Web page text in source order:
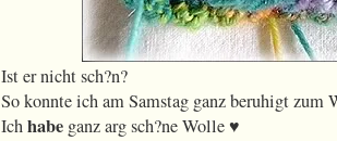
Ist er nicht sch?n?
So konnte ich am Samstag ganz beruhigt
Ichhabeganz arg sch?ne Wolle ♥